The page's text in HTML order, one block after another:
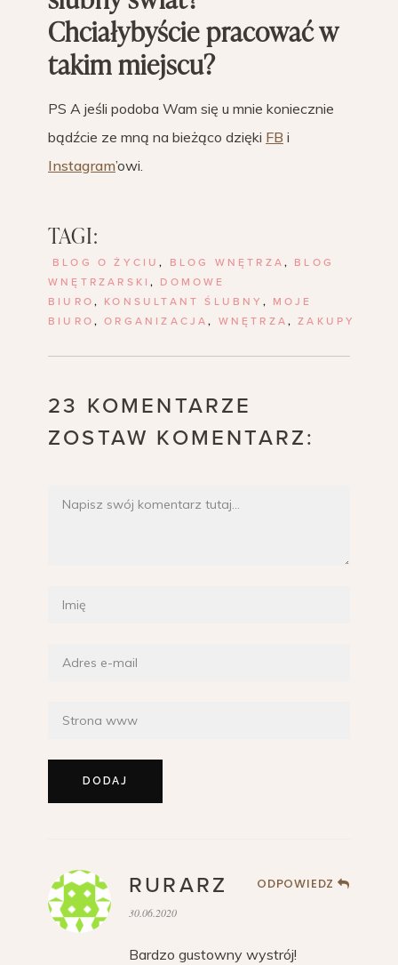
Chciałybyście pracować w
takim miejscu?
PS A jeśli podoba Wam się u mnie koniecznie
bądźcie ze mną na bieżąco dzięki FB i
Instagram’owi.
TAGI:
BLOG O ŻYCIU, BLOG WNĘTRZA,
BLOG
WNĘTRZARSKI,
DOMOWE
BIURO , KONSULTANT ŚLUBNY ,
MOJE
BIURO , ORGANIZACJA, WNĘTRZA, ZAKUPY
23 KOMENTARZE
ZOSTAW KOMENTARZ:
RURARZ ODPOWIEDZ
30.06.2020
Bardzo gustowny wystrój!